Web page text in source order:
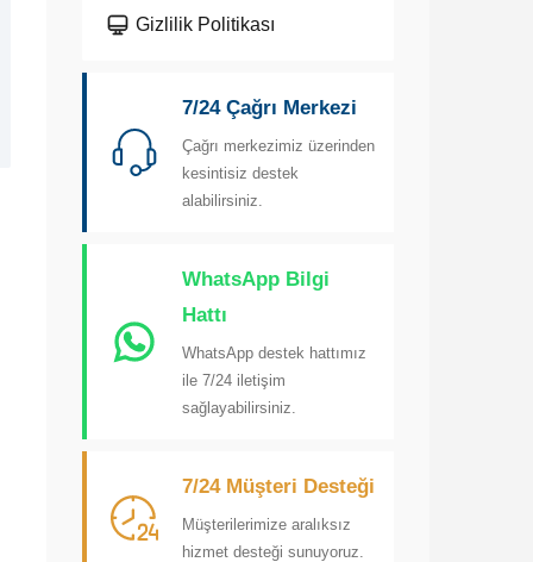
Gizlilik Politikası
7/24 Çağrı Merkezi
Çağrı merkezimiz üzerinden
kesintisiz destek
alabilirsiniz.
WhatsApp Bilgi
Hattı
WhatsApp destek hattımız
ile 7/24 iletişim
sağlayabilirsiniz.
7/24 Müşteri Desteği
Müşterilerimize aralıksız
hizmet desteği sunuyoruz.